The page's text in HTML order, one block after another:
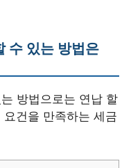
수 있는 방법은
방법으로는 연납 할
건을 만족하는 세금